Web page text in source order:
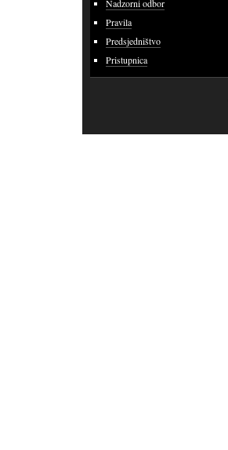
Nadzorni odbor
Pravila
Predsjedništvo
Pristupnica